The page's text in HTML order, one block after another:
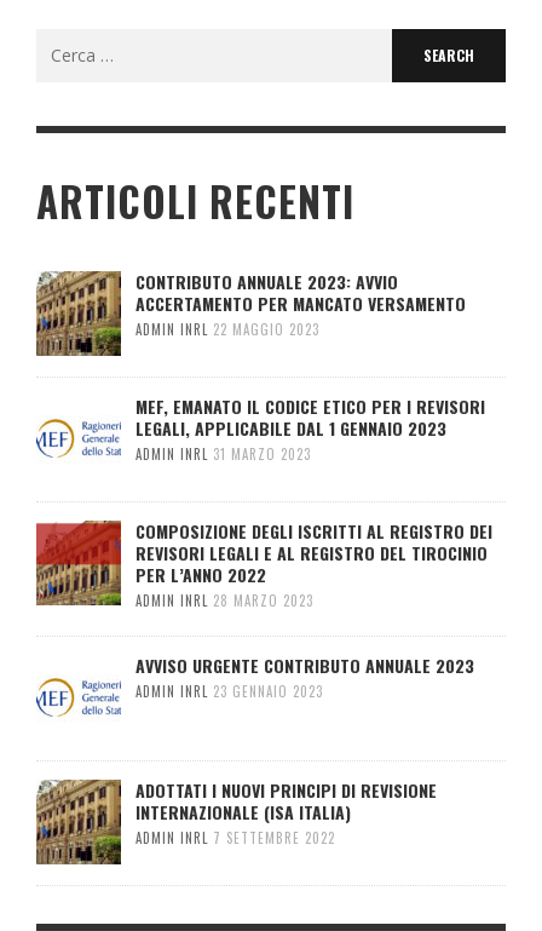
ARTICOLI RECENTI
CONTRIBUTO ANNUALE 2023: AVVIO
ACCERTAMENTO PER MANCATO VERSAMENTO
ADMIN INRL 22 MAGGIO 2023
MEF, EMANATO IL CODICE ETICO PER I REVISORI
LEGALI, APPLICABILE DAL 1 GENNAIO 2023
ADMIN INRL 31 MARZO 2023
COMPOSIZIONE DEGLI ISCRITTI AL REGISTRO DEI
REVISORI LEGALI E AL REGISTRO DEL TIROCINIO
PER L’ANNO 2022
ADMIN INRL 28 MARZO 2023
AVVISO URGENTE CONTRIBUTO ANNUALE 2023
ADMIN INRL 23 GENNAIO 2023
ADOTTATI I NUOVI PRINCIPI DI REVISIONE
INTERNAZIONALE (ISA ITALIA)
ADMIN INRL 7 SETTEMBRE 2022